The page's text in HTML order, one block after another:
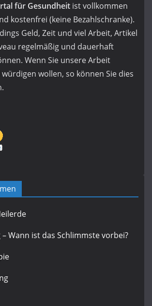
für Gesundheit ist vollkommen
kostenfrei (keine Bezahlschranke).
Geld, Zeit und viel Arbeit, Artikel
regelmäßig und dauerhaft
Wenn Sie unsere Arbeit
wollen, so können Sie dies
Wann ist das Schlimmste vorbei?